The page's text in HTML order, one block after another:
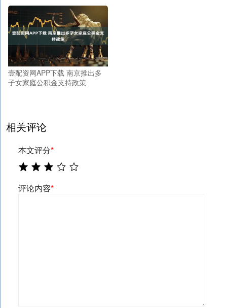
壹配资网APP下载 南京推出多
子女家庭公积金支持政策
相关评论
本文评分*
评论内容*